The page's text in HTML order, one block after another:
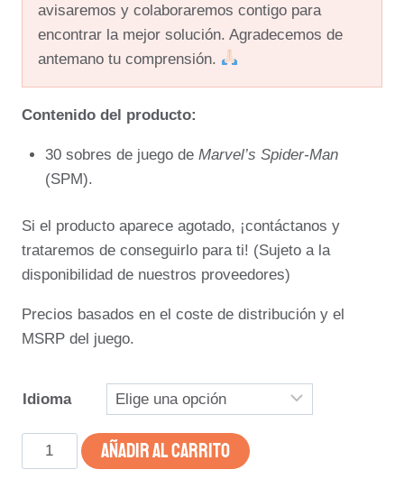
avisaremos y colaboraremos contigo para
encontrar la mejor solución. Agradecemos de
antemano tu comprensión.
Contenido del producto:
30 sobres de juego de Marvel’s Spider-Man
(SPM).
Si el producto aparece agotado, ¡contáctanos y
trataremos de conseguirlo para ti! (Sujeto a la
disponibilidad de nuestros proveedores)
Precios basados en el coste de distribución y el
MSRP del juego.
Idioma
Marvel's
Spider-
AÑADIR AL CARRITO